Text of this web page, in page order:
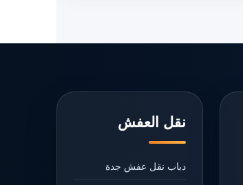
نقل العفش
دباب نقل عفش جدة